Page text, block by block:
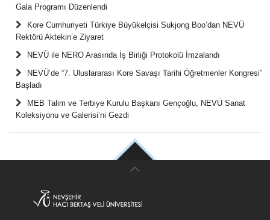
Gala Programı Düzenlendi
Kore Cumhuriyeti Türkiye Büyükelçisi Sukjong Boo’dan NEVÜ
Rektörü Aktekin’e Ziyaret
NEVÜ ile NERO Arasında İş Birliği Protokolü İmzalandı
NEVÜ’de “7. Uluslararası Kore Savaşı Tarihi Öğretmenler Kongresi”
Başladı
MEB Talim ve Terbiye Kurulu Başkanı Gençoğlu, NEVÜ Sanat
Koleksiyonu ve Galerisi’ni Gezdi